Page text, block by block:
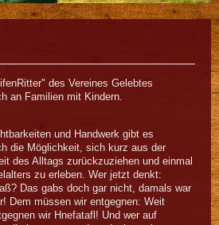
des Vereines Gelebtes
an Familien mit Kindern.
und Handwerk gibt es
die Möglichkeit, sich kurz aus der
des Alltags zurückzuziehen und einmal
zu erleben. Wer jetzt denkt:
Das gabs doch gar nicht, damals war
Dem müssen wir entgegnen: Weit
wir Hnefatafl! Und wer auf